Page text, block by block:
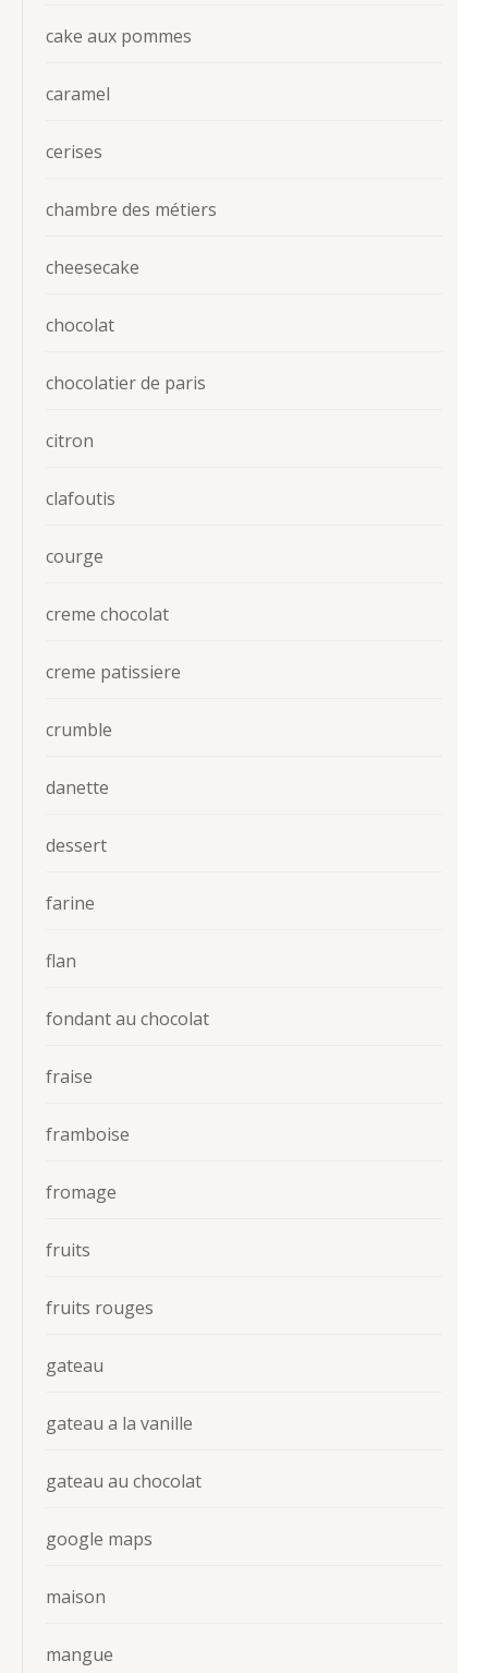
cake aux pommes
caramel
cerises
chambre des métiers
cheesecake
chocolat
chocolatier de paris
citron
clafoutis
courge
creme chocolat
creme patissiere
crumble
danette
dessert
farine
flan
fondant au chocolat
fraise
framboise
fromage
fruits
fruits rouges
gateau
gateau a la vanille
gateau au chocolat
google maps
maison
mangue